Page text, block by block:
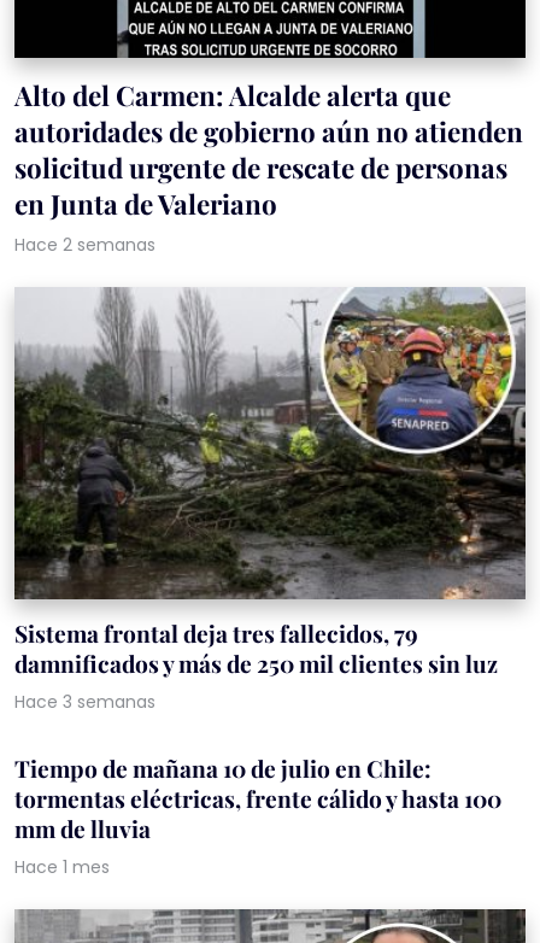
Alto del Carmen: Alcalde alerta que
autoridades de gobierno aún no atienden
solicitud urgente de rescate de personas
en Junta de Valeriano
Hace 2 semanas
Sistema frontal deja tres fallecidos, 79
damnificados y más de 250 mil clientes sin luz
Hace 3 semanas
Tiempo de mañana 10 de julio en Chile:
tormentas eléctricas, frente cálido y hasta 100
mm de lluvia
Hace 1 mes